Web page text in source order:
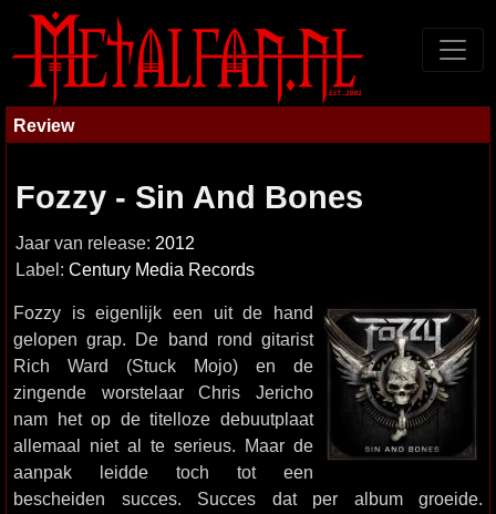
Review
Fozzy - Sin And Bones
Jaar van release: 2012
Label: Century Media Records
Fozzy is eigenlijk een uit de hand
gelopen grap. De band rond gitarist
Rich Ward (Stuck Mojo) en de
zingende worstelaar Chris Jericho
nam het op de titelloze debuutplaat
allemaal niet al te serieus. Maar de
aanpak leidde toch tot een
bescheiden succes. Succes dat per album groeide.